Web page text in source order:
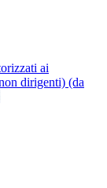
ai
dirigenti) (da